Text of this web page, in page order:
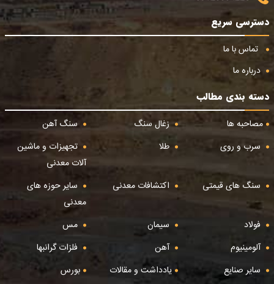
دسترسی سریع
تماس با ما
درباره ما
دسته بندی مطالب
مصاحبه ها
زغال سنگ
سنگ آهن
سرب و روی
طلا
تجهیزات و ماشین
آلات معدنی
سنگ های قیمتی
اکتشافات معدنی
سایر حوزه های
معدنی
فولاد
سیمان
مس
آلومینیوم
آهن
فلزات گرانبها
سایر صنایع
یادداشت و مقالات بورس